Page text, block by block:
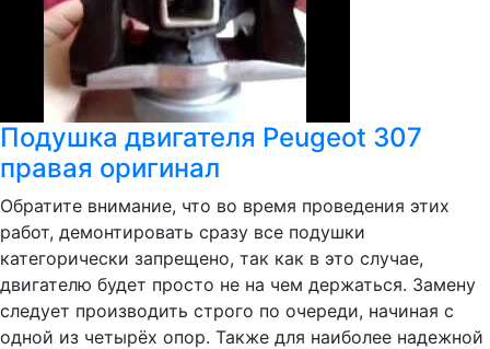
Подушка двигателя Peugeot 307
правая оригинал
Обратите внимание, что во время проведения этих
работ, демонтировать сразу все подушки
категорически запрещено, так как в это случае,
двигателю будет просто не на чем держаться. Замену
следует производить строго по очереди, начиная с
одной из четырёх опор. Также для наиболее надежной